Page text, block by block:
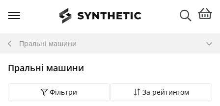
Пральні машини
Пральні машини
Фільтри За рейтингом